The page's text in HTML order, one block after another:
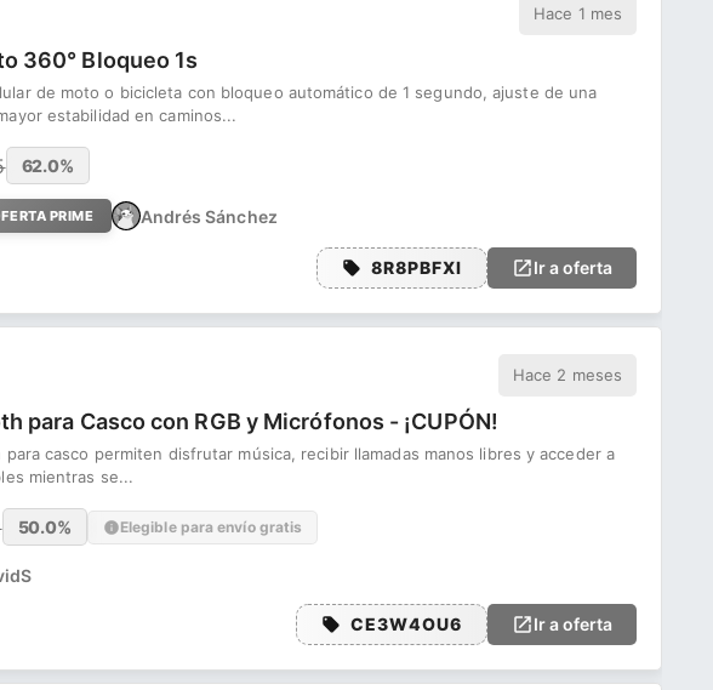
Hace 1 mes
360° Bloqueo 1s
de moto o bicicleta con bloqueo automático de 1 segundo, ajuste de una
estabilidad en caminos...
62.0%
PRIME Andrés Sánchez
8R8PBFXI Ir a oferta
Hace 2 meses
para Casco con RGB y Micrófonos - ¡CUPÓN!
casco permiten disfrutar música, recibir llamadas manos libres y acceder a
mientras se...
50.0% Elegible para envío gratis
CE3W4OU6 Ir a oferta